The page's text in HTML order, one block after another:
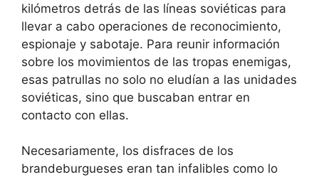
kilómetros detrás de las líneas soviéticas para
llevar a cabo operaciones de reconocimiento,
espionaje y sabotaje. Para reunir información
sobre los movimientos de las tropas enemigas,
esas patrullas no solo no eludían a las unidades
soviéticas, sino que buscaban entrar en
contacto con ellas.
Necesariamente, los disfraces de los
brandeburgueses eran tan infalibles como lo